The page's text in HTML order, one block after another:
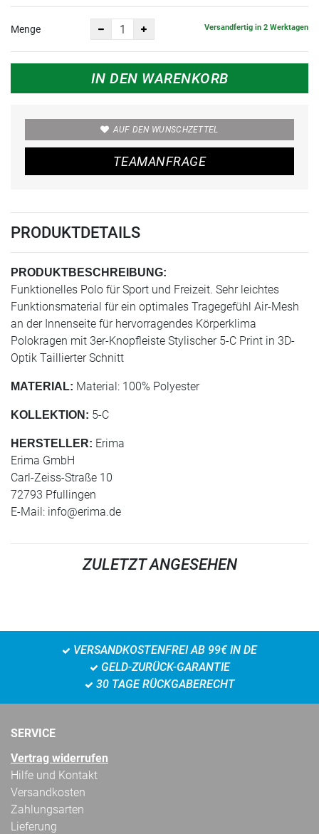
Menge Versandfertig in 2 Werktagen
IN DEN WARENKORB
AUF DEN WUNSCHZETTEL
TEAMANFRAGE
PRODUKTDETAILS
PRODUKTBESCHREIBUNG:
Funktionelles Polo für Sport und Freizeit. Sehr leichtes
Funktionsmaterial für ein optimales Tragegefühl Air-Mesh
an der Innenseite für hervorragendes Körperklima
Polokragen mit 3er-Knopfleiste Stylischer 5-C Print in 3D-
Optik Taillierter Schnitt
MATERIAL: Material: 100% Polyester
KOLLEKTION: 5-C
HERSTELLER: Erima
Erima GmbH
Carl-Zeiss-Straße 10
72793 Pfullingen
E-Mail: info@erima.de
ZULETZT ANGESEHEN
VERSANDKOSTENFREI AB 99€ IN DE
GELD-ZURÜCK-GARANTIE
30 TAGE RÜCKGABERECHT
SERVICE
Vertrag widerrufen
Hilfe und Kontakt
Versandkosten
Zahlungsarten
Lieferung